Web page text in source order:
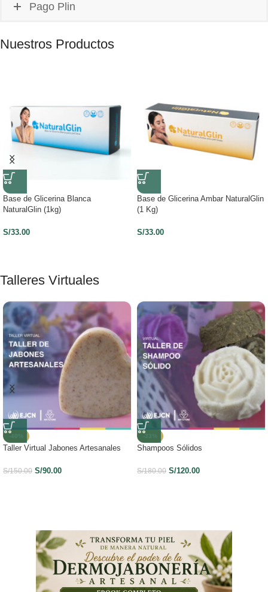
Pago Plin
Nuestros Productos
Base de Glicerina Blanca
NaturalGlin (1kg)
S/33.00
Base de Glicerina Ambar NaturalGlin
(1 Kg)
S/33.00
Talleres Virtuales
-40%
Taller Virtual Jabones Artesanales
S/150.00 S/90.00
-33%
Shampoos Sólidos
S/180.00 S/120.00